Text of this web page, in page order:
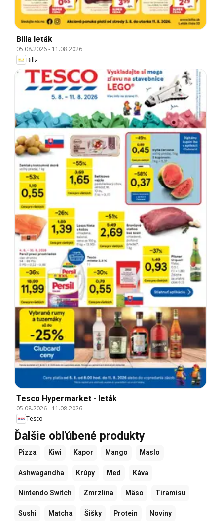
Billa leták
05.08.2026- 11.08.2026
Billa
Tesco Hypermarket - leták
05.08.2026- 11.08.2026
Tesco
Ďalšie obľúbené produkty
Pizza Kiwi Kapor Mango Maslo
Ashwagandha Krúpy Med Káva
Nintendo Switch Zmrzlina Mäso Tiramisu
Sushi Matcha Šišky Protein Noviny